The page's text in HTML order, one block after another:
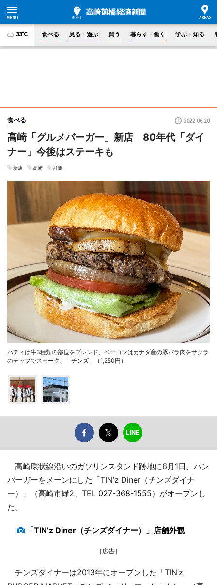
33°C 食べる 見る・遊ぶ 買う 暮らす・働く 学ぶ・知る
食べる 2022.06.20
高崎「グルメバーガー」新店 80年代「ダイ
ナー」今後はステーキも
新店 高崎 群馬
パティは牛3種類の部位をブレンド、ベーコンはカナダ産の豚バラ肉をサクラ
のチップでスモーク、「チンズ」（1,250円）
高崎環状線沿いのガソリンスタンド跡地に6月1日、ハン
バーガーをメーンにした「TIN’z Diner（チンズダイナ
ー）」（高崎市緑2、TEL 027-368-1555）がオープンし
た。
「TIN’z Diner（チンズダイナー）」店舗外観
［広告］
チンズダイナーは2013年にオープンした「TIN’z